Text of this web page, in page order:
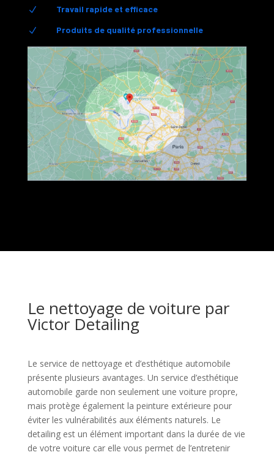
N Travail rapide et efficace
N Produits de qualité professionnelle
Le nettoyage de voiture par
Victor Detailing
Le service de nettoyage et d’esthétique automobile
présente plusieurs avantages. Un service d’esthétique
automobile garde non seulement une voiture propre,
mais protège également la peinture extérieure pour
éviter les vulnérabilités aux éléments naturels. Le
detailing est un élément important dans la durée de vie
de votre voiture car elle vous permet de l’entretenir